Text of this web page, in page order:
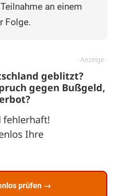
an einem
Folge.
geblitzt?
gegen Bußgeld,
fehlerhaft!
Ihre
prüfen →